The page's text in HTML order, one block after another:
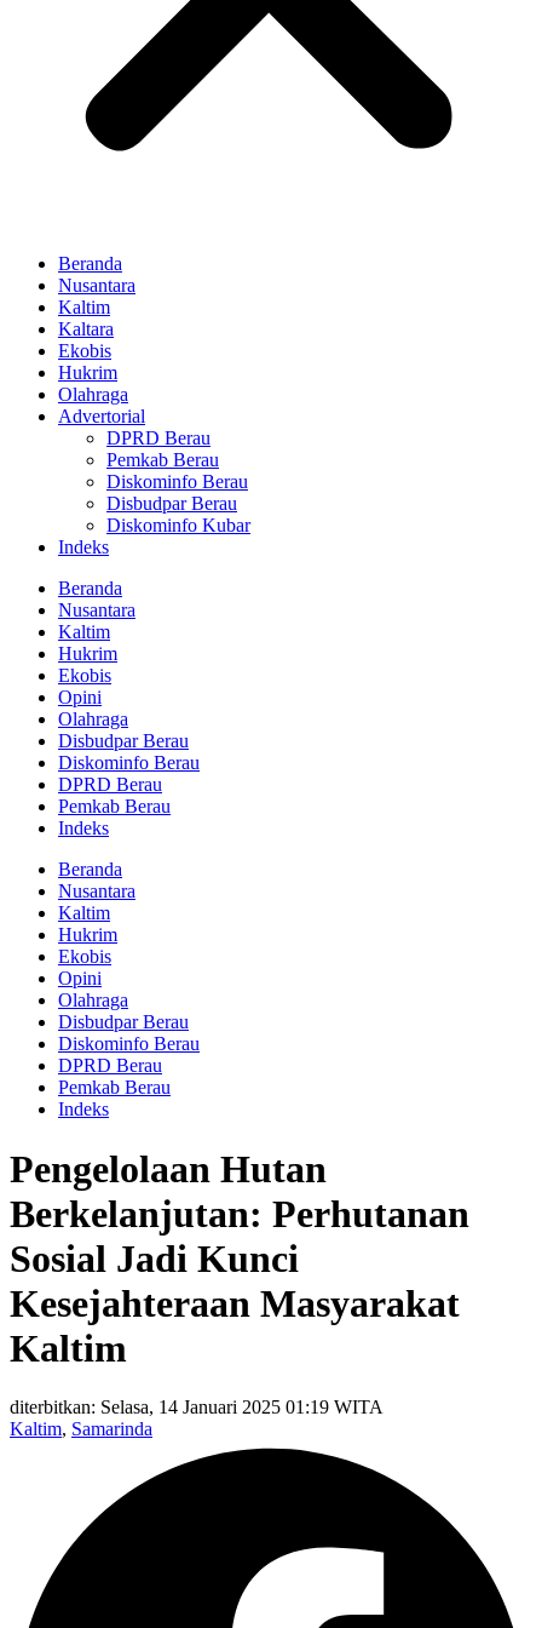
Beranda
Nusantara
Kaltim
Kaltara
Ekobis
Hukrim
Olahraga
Advertorial
DPRD Berau
Pemkab Berau
Diskominfo Berau
Disbudpar Berau
Diskominfo Kubar
Indeks
Beranda
Nusantara
Kaltim
Hukrim
Ekobis
Opini
Olahraga
Disbudpar Berau
Diskominfo Berau
DPRD Berau
Pemkab Berau
Indeks
Beranda
Nusantara
Kaltim
Hukrim
Ekobis
Opini
Olahraga
Disbudpar Berau
Diskominfo Berau
DPRD Berau
Pemkab Berau
Indeks
Pengelolaan Hutan
Berkelanjutan: Perhutanan
Sosial Jadi Kunci
Kesejahteraan Masyarakat
Kaltim
diterbitkan: Selasa, 14 Januari 2025 01:19 WITA
Kaltim, Samarinda